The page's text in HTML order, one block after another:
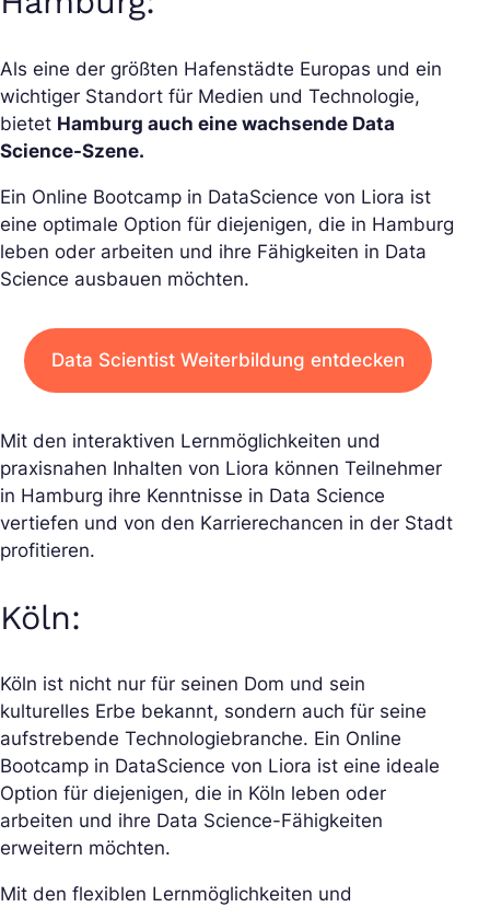
Als eine der größten Hafenstädte Europas und ein
wichtiger Standort für Medien und Technologie,
bietet Hamburg auch eine wachsende Data
Science-Szene.
Ein Online Bootcamp in DataScience von Liora ist
eine optimale Option für diejenigen, die in Hamburg
leben oder arbeiten und ihre Fähigkeiten in Data
Science ausbauen möchten.
Data Scientist Weiterbildung entdecken
Mit den interaktiven Lernmöglichkeiten und
praxisnahen Inhalten von Liora können Teilnehmer
in Hamburg ihre Kenntnisse in Data Science
vertiefen und von den Karrierechancen in der Stadt
profitieren.
Köln:
Köln ist nicht nur für seinen Dom und sein
kulturelles Erbe bekannt, sondern auch für seine
aufstrebende Technologiebranche. Ein Online
Bootcamp in DataScience von Liora ist eine ideale
Option für diejenigen, die in Köln leben oder
arbeiten und ihre Data Science-Fähigkeiten
erweitern möchten.
Mit den flexiblen Lernmöglichkeiten und